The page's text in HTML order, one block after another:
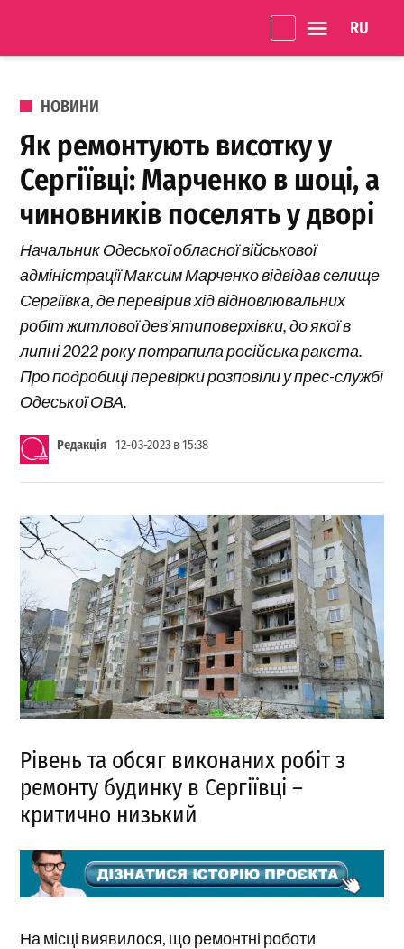
Життя
ОПУБЛІКОВАНО В
НОВИНИ
Як ремонтують висотку у
Сергіївці: Марченко в шоці, а
чиновників поселять у дворі
Начальник Одеської обласної військової
адміністрації Максим Марченко відвідав селище
Сергіївка, де перевірив хід відновлювальних
робіт житлової дев’ятиповерхівки, до якої в
липні 2022 року потрапила російська ракета.
Про подробиці перевірки розповіли у прес-службі
Одеської ОВА.
Редакція 12-03-2023 в 15:38
Рівень та обсяг виконаних робіт з
ремонту будинку в Сергіївці –
критично низький
На місці виявилося, що ремонтні роботи